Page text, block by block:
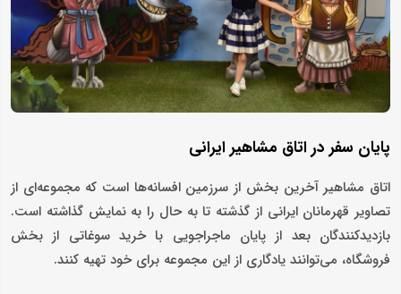
پایان سفر در اتاق مشاهیر ایرانی
اتاق مشاهیر آخرین بخش از سرزمین‌ افسانه‌ها است که مجموعه‌ای از
تصاویر قهرمانان ایرانی از گذشته تا به حال را به نمایش گذاشته است.
بازدیدکنندگان بعد از پایان ماجراجویی با خرید سوغاتی از بخش
فروشگاه، می‌توانند یادگاری از این مجموعه برای خود تهیه کنند.